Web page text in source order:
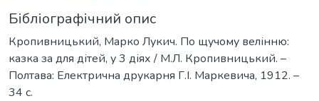
Бібліографічний опис
Кропивницький, Марко Лукич. По щучому велінню:
казка за для дітей, у 3 діях / М.Л. Кропивницький. –
Полтава: Електрична друкарня Г.І. Маркевича, 1912. –
34 с.